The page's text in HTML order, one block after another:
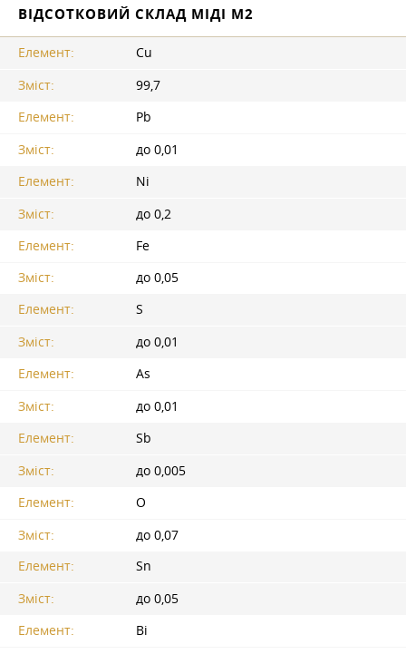
ВІДСОТКОВИЙ СКЛАД МІДІ М2
Елемент:
Cu
Зміст:
99,7
Елемент:
Pb
Зміст:
до 0,01
Елемент:
Ni
Зміст:
до 0,2
Елемент:
Fe
Зміст:
до 0,05
Елемент:
S
Зміст:
до 0,01
Елемент:
As
Зміст:
до 0,01
Елемент:
Sb
Зміст:
до 0,005
Елемент:
O
Зміст:
до 0,07
Елемент:
Sn
Зміст:
до 0,05
Елемент:
Bi